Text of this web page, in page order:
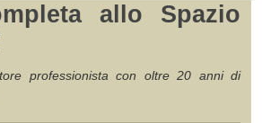
allo Spazio
professionista con oltre 20 anni di